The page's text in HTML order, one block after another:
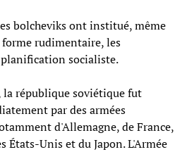
bolcheviks ont institué, même
rudimentaire, les
socialiste.
la république soviétique fut
par des armées
d'Allemagne, de France,
États-Unis et du Japon. L'Armée